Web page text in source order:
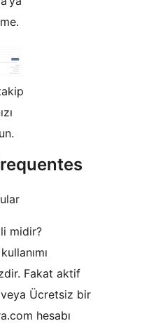
midir?
Fakat aktif
Ücretsiz bir
hesabı